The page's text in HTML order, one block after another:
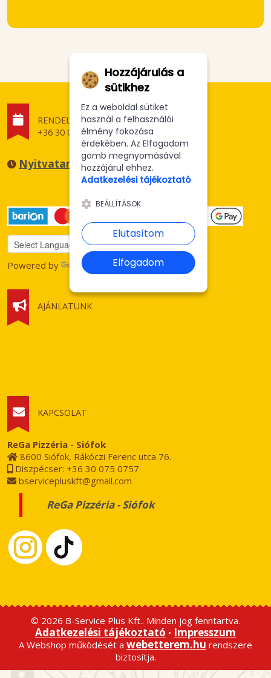
RENDELÉSFELVÉTEL
+36 30 075 0757
Nyitvatartás
Powered by Translate
AJÁNLATUNK
KAPCSOLAT
ReGa Pizzéria - Siófok
8600 Siófok, Rákóczi Ferenc utca 76.
Diszpécser: +36 30 075 0757
bservicepluskft@gmail.com
ReGa Pizzéria - Siófok
© 2026 B-Service Plus Kft.. Minden jog fenntartva.
Adatkezelési tájékoztató • Impresszum
A Webshop működését a webetterem.hu rendszere
biztosítja.
Hozzájárulás a
sütikhez
Ez a weboldal sütiket
használ a felhasználói
élmény fokozása
érdekében. Az Elfogadom
gomb megnyomásával
hozzájárul ehhez.
Adatkezelési tájékoztató
BEÁLLÍTÁSOK
Elutasítom
Elfogadom